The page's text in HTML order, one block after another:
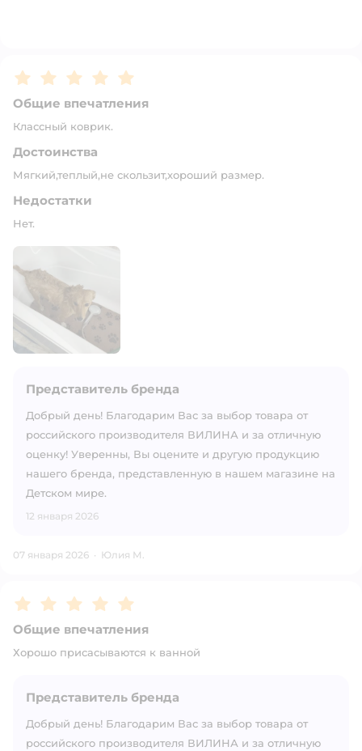
Рейтинг:5
Общие впечатления
Классный коврик.
Достоинства
Мягкий,теплый,не скользит,хороший размер.
Недостатки
Нет.
Представитель бренда
Добрый день! Благодарим Вас за выбор товара от
российского производителя ВИЛИНА и за отличную
оценку! Уверенны, Вы оцените и другую продукцию
нашего бренда, представленную в нашем магазине на
Детском мире.
12 января 2026
07 января 2026 · Юлия М.
Рейтинг:5
Общие впечатления
Хорошо присасываются к ванной
Представитель бренда
Добрый день! Благодарим Вас за выбор товара от
российского производителя ВИЛИНА и за отличную